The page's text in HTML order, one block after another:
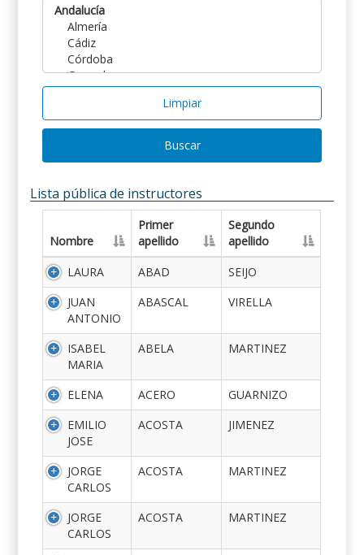
Limpiar
Buscar
Lista pública de instructores
Nombre
Primer
apellido
Segundo
apellido
LAURA
ABAD
SEIJO
JUAN
ANTONIO
ABASCAL VIRELLA
ISABEL
MARIA
ABELA MARTINEZ
ELENA ACERO
GUARNIZO
EMILIO
JOSE
ACOSTA JIMENEZ
JORGE
CARLOS
ACOSTA MARTINEZ
JORGE
CARLOS
ACOSTA MARTINEZ